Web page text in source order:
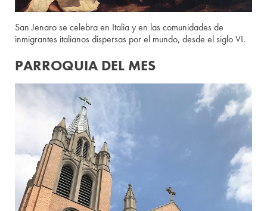
San Jenaro se celebra en Italia y en las comunidades de
inmigrantes italianos dispersas por el mundo, desde el siglo VI.
PARROQUIA DEL MES